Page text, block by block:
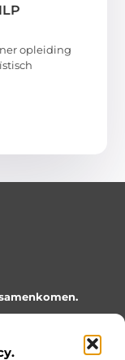
opleiding
verrassen door
ideeën!